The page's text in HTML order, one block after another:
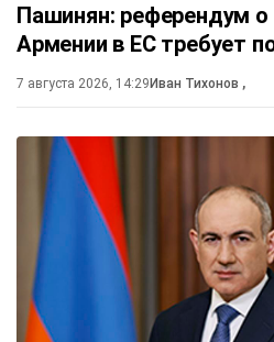
Пашинян: референдум о
Армении в ЕС требует
7 августа 2026, 14:29Иван Тихонов ,